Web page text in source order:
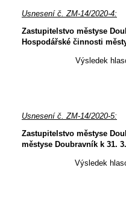
Usnesení č. ZM-14/2020-4:
Zastupitelstvo městyse
Hospodářské činnosti
Výsledek
Usnesení č. ZM-14/2020-5:
Zastupitelstvo městyse
městyse Doubravník k 31.
Výsledek